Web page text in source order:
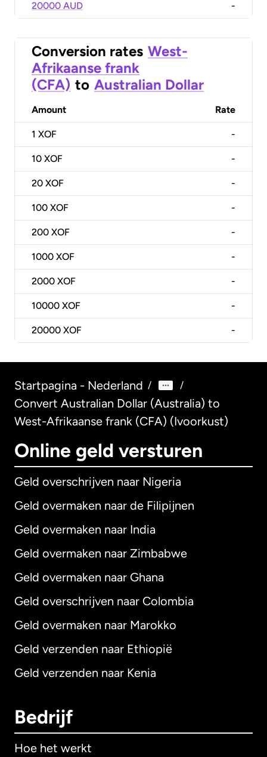
20000 AUD -
Conversion rates West-
Afrikaanse frank
(CFA) to Australian Dollar
Amount Rate
1 XOF -
10 XOF -
20 XOF -
100 XOF -
200 XOF -
1000 XOF -
2000 XOF -
10000 XOF -
20000 XOF -
Startpagina - Nederland / /
Convert Australian Dollar (Australia) to
West-Afrikaanse frank (CFA) (Ivoorkust)
Online geld versturen
Geld overschrijven naar Nigeria
Geld overmaken naar de Filipijnen
Geld overmaken naar India
Geld overmaken naar Zimbabwe
Geld overmaken naar Ghana
Geld overschrijven naar Colombia
Geld overmaken naar Marokko
Geld verzenden naar Ethiopië
Geld verzenden naar Kenia
Bedrijf
Hoe het werkt